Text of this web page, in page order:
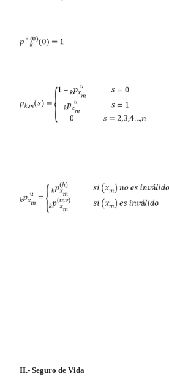
II.- Seguro de Vida